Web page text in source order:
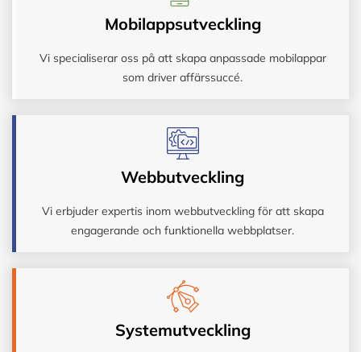
Mobilappsutveckling
Vi specialiserar oss på att skapa anpassade mobilappar
som driver affärssuccé.
Webbutveckling
Vi erbjuder expertis inom webbutveckling för att skapa
engagerande och funktionella webbplatser.
Systemutveckling